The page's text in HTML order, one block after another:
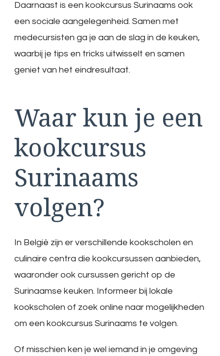
Daarnaast is een kookcursus Surinaams ook
een sociale aangelegenheid. Samen met
medecursisten ga je aan de slag in de keuken,
waarbij je tips en tricks uitwisselt en samen
geniet van het eindresultaat.
Waar kun je een
kookcursus
Surinaams
volgen?
In België zijn er verschillende kookscholen en
culinaire centra die kookcursussen aanbieden,
waaronder ook cursussen gericht op de
Surinaamse keuken. Informeer bij lokale
kookscholen of zoek online naar mogelijkheden
om een kookcursus Surinaams te volgen.
Of misschien ken je wel iemand in je omgeving